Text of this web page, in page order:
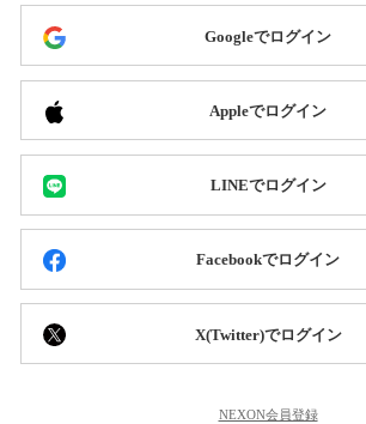
Googleでログイン
Appleでログイン
LINEでログイン
Facebookでログイン
X(Twitter)でログイン
NEXON会員登録